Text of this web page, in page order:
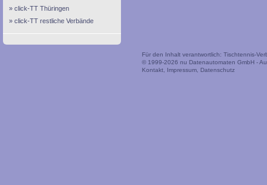
click-TT Thüringen
click-TT restliche Verbände
Für den Inhalt verantwortlich: Tischtennis-
© 1999-2026 nu Datenautomaten GmbH -
Kontakt
Impressum Datenschutz